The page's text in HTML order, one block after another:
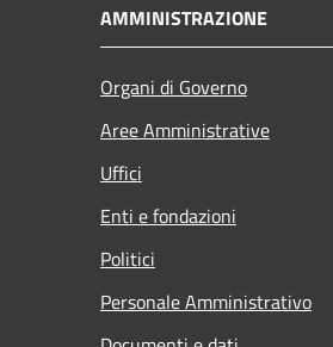
AMMINISTRAZIONE
Organi di Governo
Aree Amministrative
Uffici
Enti e fondazioni
Politici
Personale Amministrativo